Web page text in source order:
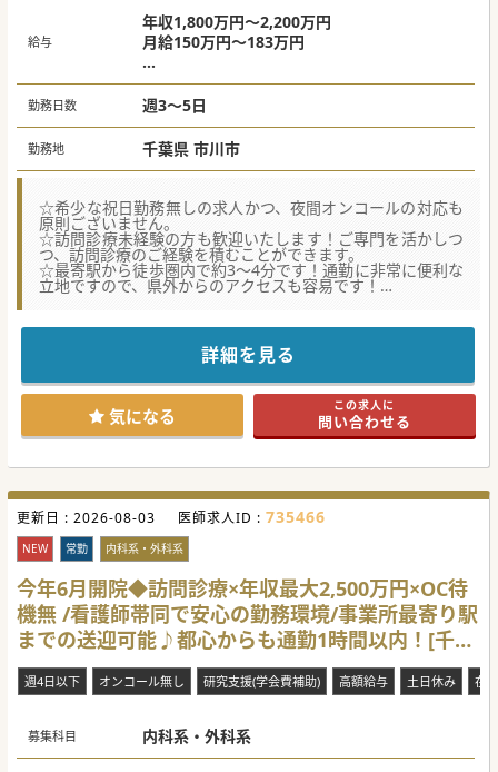
給与
年収1,800万円～2,200万円
月給150万円～183万円
※週3日:1,000～1,320万円
※週4日:1,400～1,760万万円
勤務日数 週3～5日
勤務地 千葉県 市川市
☆希少な祝日勤務無しの求人かつ、夜間オンコールの対応も
原則ございません。
☆訪問診療未経験の方も歓迎いたします！ご専門を活かしつ
つ、訪問診療のご経験を積むことができます。
☆最寄駅から徒歩圏内で約3～4分です！通勤に非常に便利な
立地ですので、県外からのアクセスも容易です！
開院2年のクリニックで常勤医師を募集！
在宅緩和ケアを学びたい先生には一定期間関連施設にて学べ
法人として積極的にバックアップしています。
理事長の在宅にかける想いを、ぜひ聞いていただきたいクリ
ニックです。
#急募 #秋入職可
詳細を見る
気になる この求人に
問い合わせる
更新日 : 2026-08-03 医師求人ID : 735466
NEW 常勤 内科系・外科系
今年6月開院◆訪問診療×年収最大2,500万円×OC待
機無 /看護師帯同で安心の勤務環境/事業所最寄り駅
までの送迎可能♪都心からも通勤1時間以内！[千葉
市]
週4日以下 オンコール無し 研究支援(学会費補助) 高額給与 土日休み 在
募集科目 内科系・外科系